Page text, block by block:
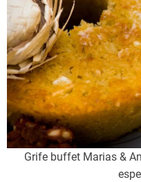
Grife buffet Marias &